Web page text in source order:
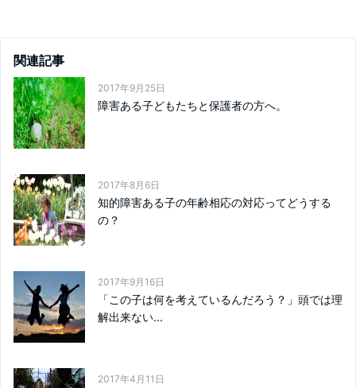
関連記事
2017年9月25日
障害ある子どもたちと保護者の方へ。
2017年8月6日
知的障害ある子の年齢相応の対応ってどうする
の？
2017年9月16日
「この子は何を考えているんだろう？」頭では理
解出来ない...
2017年4月11日